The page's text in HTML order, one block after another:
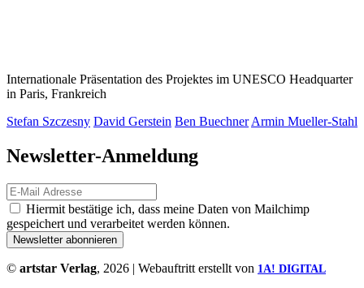
Internationale Präsentation des Projektes im UNESCO Headquarter
in Paris, Frankreich
Stefan Szczesny David Gerstein Ben Buechner Armin Mueller-Stahl
Newsletter-Anmeldung
Hiermit bestätige ich, dass meine Daten von Mailchimp
gespeichert und verarbeitet werden können.
© artstar Verlag, 2026 | Webauftritt erstellt von 1A! DIGITAL